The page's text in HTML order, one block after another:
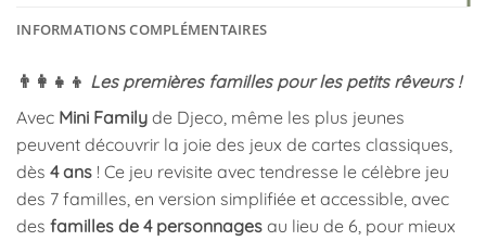
INFORMATIONS COMPLÉMENTAIRES
👨‍👩‍👧‍👦 Les premières familles pour les petits rêveurs !
Avec Mini Family de Djeco, même les plus jeunes
peuvent découvrir la joie des jeux de cartes classiques,
dès 4 ans ! Ce jeu revisite avec tendresse le célèbre jeu
des 7 familles, en version simplifiée et accessible, avec
des familles de 4 personnages au lieu de 6, pour mieux